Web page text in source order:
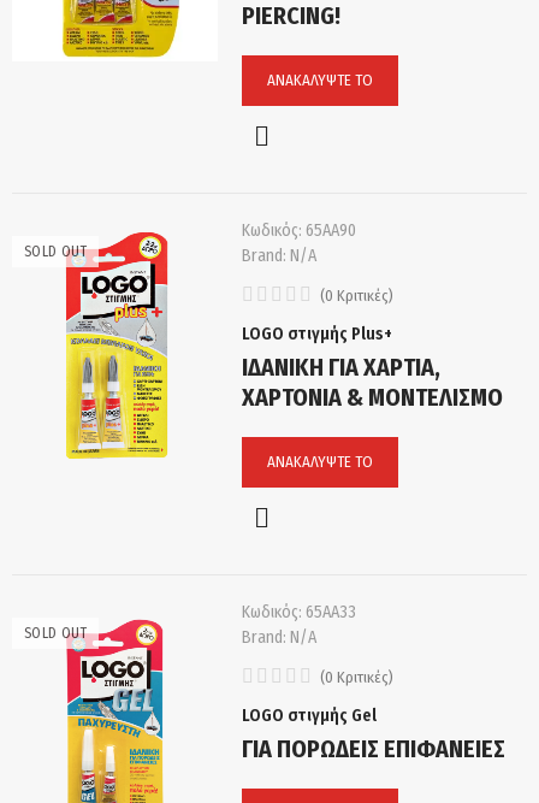
PIERCING!
ΑΝΑΚΑΛΎΨΤΕ ΤΟ
SOLD OUT
Κωδικός: 65ΑΑ90
Brand:N/A
(0 Κριτικές)
LOGO στιγμής Plus+
ΙΔΑΝΙΚΗ ΓΙΑ ΧΑΡΤΙΑ,
ΧΑΡΤΟΝΙΑ & ΜΟΝΤΕΛΙΣΜΟ
ΑΝΑΚΑΛΎΨΤΕ ΤΟ
SOLD OUT
Κωδικός: 65ΑΑ33
Brand:N/A
(0 Κριτικές)
LOGO στιγμής Gel
ΓΙΑ ΠΟΡΩΔΕΙΣ ΕΠΙΦΑΝΕΙΕΣ